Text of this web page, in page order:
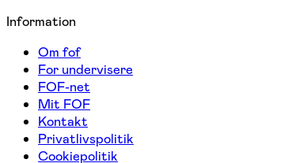
Information
Om fof
For undervisere
FOF-net
Mit FOF
Kontakt
Privatlivspolitik
Cookiepolitik